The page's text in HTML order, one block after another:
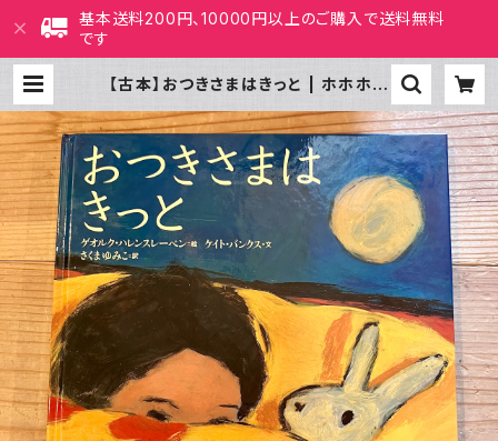
基本送料200円、10000円以上のご購入で送料無料
です
【古本】おつきさまはきっと | ホホホ座